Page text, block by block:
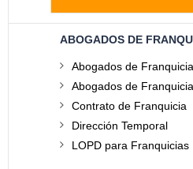
ABOGADOS DE
Abogados de
Abogados de
Contrato de Franquicia
Dirección Temporal
LOPD para Franquicias